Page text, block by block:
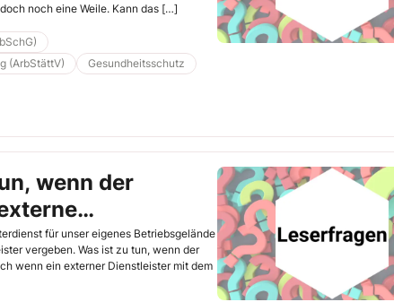
noch eine Weile. Kann das […]
(ArbStättV)
Gesundheitsschutz
wenn der
nicht erscheint?“
für unser eigenes Betriebsgelände
vergeben. Was ist zu tun, wenn der
wenn ein externer Dienstleister mit dem